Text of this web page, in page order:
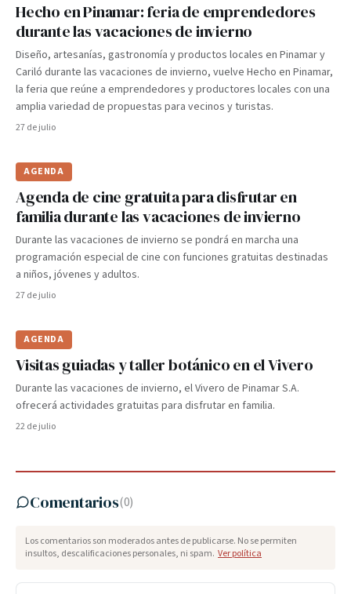
Hecho en Pinamar: feria de emprendedores
durante las vacaciones de invierno
Diseño, artesanías, gastronomía y productos locales en Pinamar y
Cariló durante las vacaciones de invierno, vuelve Hecho en Pinamar,
la feria que reúne a emprendedores y productores locales con una
amplia variedad de propuestas para vecinos y turistas.
27 de julio
AGENDA
Agenda de cine gratuita para disfrutar en
familia durante las vacaciones de invierno
Durante las vacaciones de invierno se pondrá en marcha una
programación especial de cine con funciones gratuitas destinadas
a niños, jóvenes y adultos.
27 de julio
AGENDA
Visitas guiadas y taller botánico en el Vivero
Durante las vacaciones de invierno, el Vivero de Pinamar S.A.
ofrecerá actividades gratuitas para disfrutar en familia.
22 de julio
Comentarios(0)
Los comentarios son moderados antes de publicarse. No se permiten
insultos, descalificaciones personales, ni spam. Ver política